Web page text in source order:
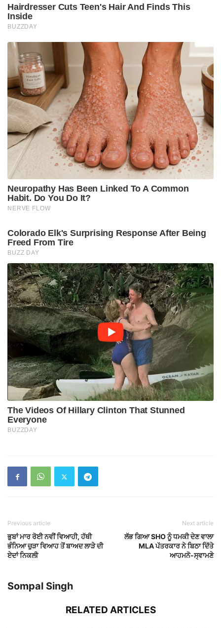
Previous article
ਭੁਬਾਂ ਮਾਰ ਰੋਈ ਨਵੀਂ ਵਿਆਹੀ, ਹੱਥੀ
ਭੰਨਿਆ ਚੁੜਾ ਵਿਆਹ ਤੋਂ ਬਾਅਦ ਲਾੜੇ ਦੀ
ਏਦਾਂ ਨਿਕਲੀ
Next article
ਲੱਭ ਗਿਆ SHO ਨੂੰ ਧਮਕੀ ਦੇਣ ਵਾਲਾ
MLA ਪੱਤਰਕਾਰ ਨੇ ਬਿਠਾ ਦਿੱਤੇ
ਆਹਮਨੋ-ਸ੍ਵਾਮਣੇ
Sompal Singh
RELATED ARTICLES